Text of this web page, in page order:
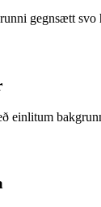
gegnsætt
einlitum